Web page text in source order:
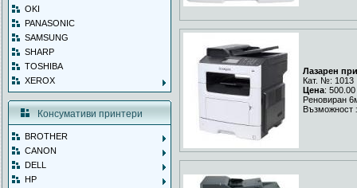
OKI
PANASONIC
SAMSUNG
SHARP
TOSHIBA
XEROX
Консумативи принтери
BROTHER
CANON
DELL
HP
Лазарен
Кат. №: 1013
Цена:
Реновиран
Възможност